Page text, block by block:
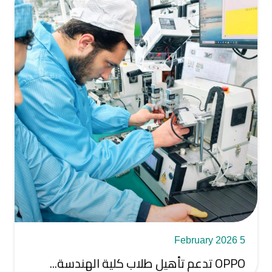
5 February 2026
OPPO تدعم تأهيل طلاب كلية الهندسة...